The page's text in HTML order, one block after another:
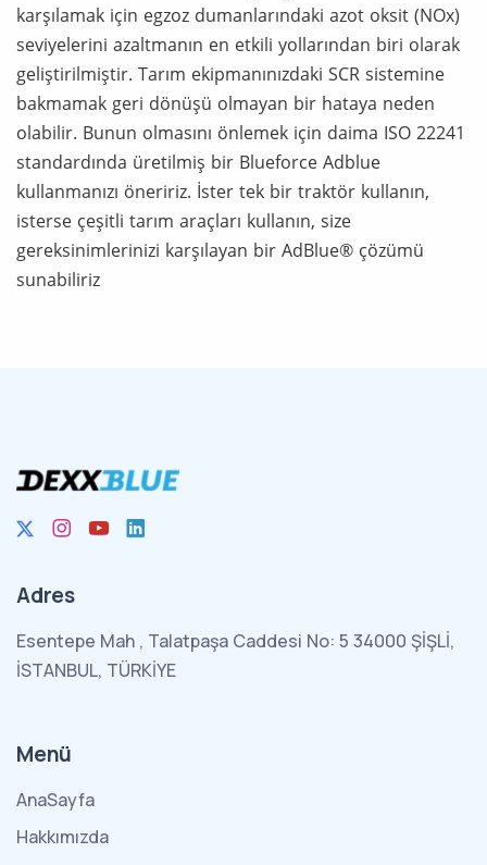
karşılamak için egzoz dumanlarındaki azot oksit (NOx)
seviyelerini azaltmanın en etkili yollarından biri olarak
geliştirilmiştir. Tarım ekipmanınızdaki SCR sistemine
bakmamak geri dönüşü olmayan bir hataya neden
olabilir. Bunun olmasını önlemek için daima ISO 22241
standardında üretilmiş bir Blueforce Adblue
kullanmanızı öneririz. İster tek bir traktör kullanın,
isterse çeşitli tarım araçları kullanın, size
gereksinimlerinizi karşılayan bir AdBlue® çözümü
sunabiliriz
Adres
Esentepe Mah , Talatpaşa Caddesi No: 5 34000 ŞİŞLİ,
İSTANBUL, TÜRKİYE
Menü
AnaSayfa
Hakkımızda